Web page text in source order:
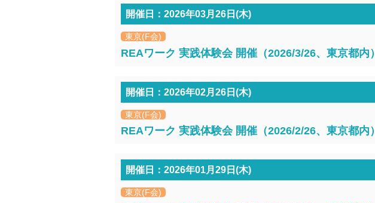
開催日：2026年03月26日(木)
東京(F会)
REAワーク 実践体験会 開催（2026/3/26、東京都内）
開催日：2026年02月26日(木)
東京(F会)
REAワーク 実践体験会 開催（2026/2/26、東京都内）
開催日：2026年01月29日(木)
東京(F会)